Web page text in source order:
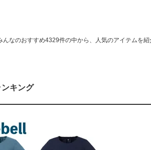
なのおすすめ4329件の中から、人気のアイテムを紹
キング